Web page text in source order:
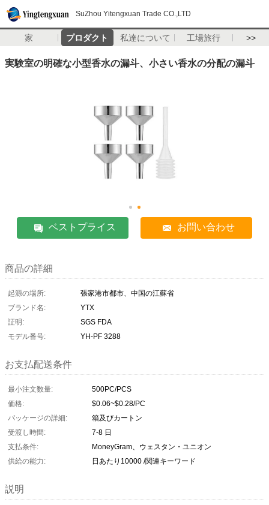
SuZhou Yitengxuan Trade CO.,LTD
家 プロダクト 私達について 工場旅行 >>
実験室の明確な小型香水の漏斗、小さい香水の分配の漏斗
ベストプライス お問い合わせ
商品の詳細
起源の場所:
張家港市都市、中国の江蘇省
ブランド名:
YTX
証明:
SGS FDA
モデル番号:
YH-PF 3288
お支払配送条件
最小注文数量:
500PC/PCS
価格:
$0.06~$0.28/PC
パッケージの詳細:
箱及びカートン
受渡し時間:
7-8 日
支払条件:
MoneyGram、ウェスタン・ユニオン
供給の能力:
日あたり10000 /関連キーワード
説明